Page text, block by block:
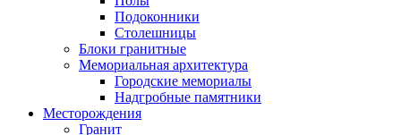
Подоконники
Столешницы
Блоки гранитные
Мемориальная архитектура
Городские мемориалы
Надгробные памятники
Месторождения
Гранит